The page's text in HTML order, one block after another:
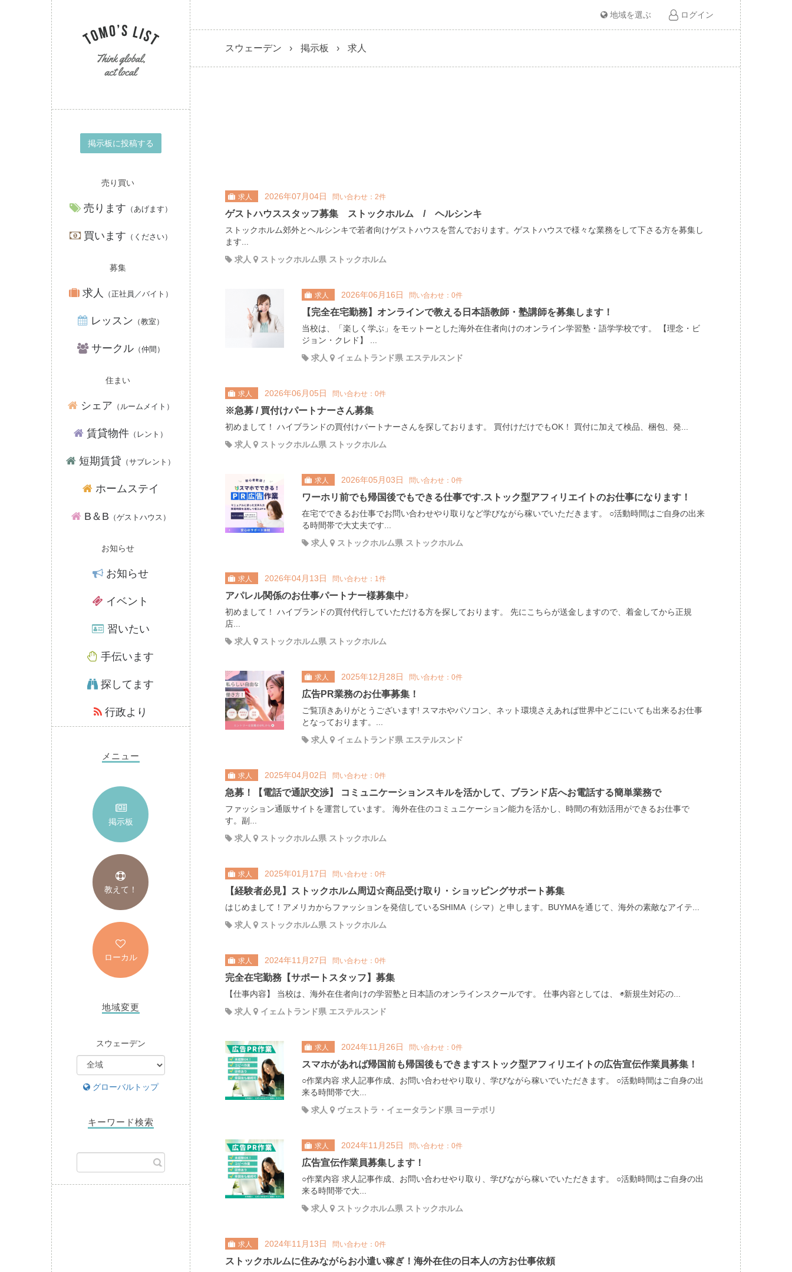
掲示板に投稿する
売り買い
売ります （あげます）
買います （ください）
募集
求人 （正社員／バイト）
レッスン （教室）
サークル（仲間）
住まい
シェア （ルームメイト）
賃貸物件 （レント）
短期賃貸 （サブレント）
ホームステイ
B＆B （ゲストハウス）
お知らせ
お知らせ
イベント
習いたい
手伝います
探してます
行政より
メニュー
掲示板
教えて！
ローカル
地域変更
スウェーデン
グローバルトップ
キーワード検索
地域を選ぶ ログイン
スウェーデン 掲示板 求人
求人 2026年07月04日 問い合わせ：2件
ゲストハウススタッフ募集 ストックホルム / ヘルシンキ
ストックホルム郊外とヘルシンキで若者向けゲストハウスを営んでおります。ゲストハウスで様々な業務をして下さる方を募集し
ます...
求人
ストックホルム県 ストックホルム
求人 2026年06月16日 問い合わせ：0件
【完全在宅勤務】オンラインで教える日本語教師・塾講師を募集します！
当校は、「楽しく学ぶ」をモットーとした海外在住者向けのオンライン学習塾・語学学校です。 【理念・ビ
ジョン・クレド】 ...
求人
イェムトランド県 エステルスンド
求人 2026年06月05日 問い合わせ：0件
※急募 / 買付けパートナーさん募集
初めまして！ ハイブランドの買付けパートナーさんを探しております。 買付けだけでもOK！ 買付に加えて検品、梱包、発...
求人
ストックホルム県 ストックホルム
求人 2026年05月03日 問い合わせ：0件
ワーホリ前でも帰国後でもできる仕事です.ストック型アフィリエイトのお仕事になります！
在宅でできるお仕事でお問い合わせやり取りなど学びながら稼いでいただきます。 ○活動時間はご自身の出来
る時間帯で大丈夫です...
求人
ストックホルム県 ストックホルム
求人 2026年04月13日 問い合わせ：1件
アパレル関係のお仕事パートナー様募集中♪
初めまして！ ハイブランドの買付代行していただける方を探しております。 先にこちらが送金しますので、着金してから正規
店...
求人
ストックホルム県 ストックホルム
求人 2025年12月28日 問い合わせ：0件
広告PR業務のお仕事募集！
ご覧頂きありがとうございます! スマホやパソコン、ネット環境さえあれば世界中どこにいても出来るお仕事
となっております。...
求人
イェムトランド県 エステルスンド
求人 2025年04月02日 問い合わせ：0件
急募！【電話で通訳交渉】 コミュニケーションスキルを活かして、ブランド店へお電話する簡単業務で
ファッション通販サイトを運営しています。 海外在住のコミュニケーション能力を活かし、時間の有効活用ができるお仕事で
す。副...
求人
ストックホルム県 ストックホルム
求人 2025年01月17日 問い合わせ：0件
【経験者必見】ストックホルム周辺☆商品受け取り・ショッピングサポート募集
はじめまして！アメリカからファッションを発信しているSHIMA（シマ）と申します。BUYMAを通じて、海外の素敵なアイテ...
求人
ストックホルム県 ストックホルム
求人 2024年11月27日 問い合わせ：0件
完全在宅勤務【サポートスタッフ】募集
【仕事内容】 当校は、海外在住者向けの学習塾と日本語のオンラインスクールです。 仕事内容としては、 ◉新規生対応の...
求人
イェムトランド県 エステルスンド
求人 2024年11月26日 問い合わせ：0件
スマホがあれば帰国前も帰国後もできますストック型アフィリエイトの広告宣伝作業員募集！
○作業内容 求人記事作成、お問い合わせやり取り、学びながら稼いでいただきます。 ○活動時間はご自身の出
来る時間帯で大...
求人
ヴェストラ・イェータランド県 ヨーテボリ
求人 2024年11月25日 問い合わせ：0件
広告宣伝作業員募集します！
○作業内容 求人記事作成、お問い合わせやり取り、学びながら稼いでいただきます。 ○活動時間はご自身の出
来る時間帯で大...
求人
ストックホルム県 ストックホルム
求人 2024年11月13日 問い合わせ：0件
ストックホルムに住みながらお小遣い稼ぎ！海外在住の日本人の方お仕事依頼